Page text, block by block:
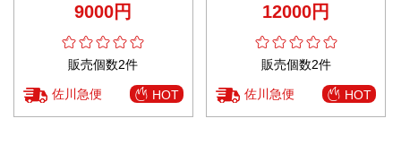
9000円
販売個数2件
佐川急便 HOT
12000円
販売個数2件
佐川急便 HOT